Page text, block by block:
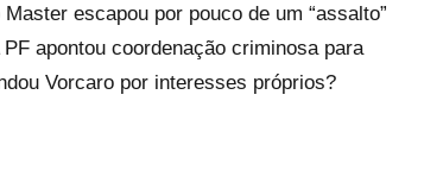
escapou por pouco de um “assalto”
apontou coordenação criminosa para
Vorcaro por interesses próprios?